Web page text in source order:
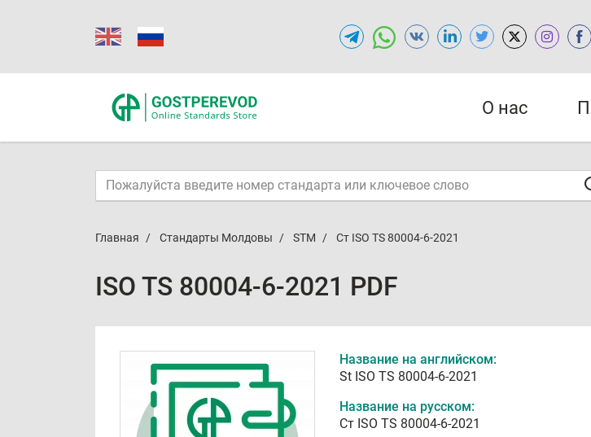
О нас
Главная Стандарты Молдовы STM Ст ISO TS 80004-6-2021
ISO TS 80004-6-2021 PDF
Название на английском:
St ISO TS 80004-6-2021
Название на русском:
Ст ISO TS 80004-6-2021